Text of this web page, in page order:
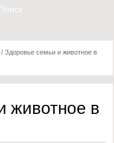
/Здоровье семьи и животное в
животное в